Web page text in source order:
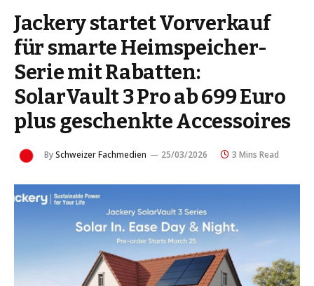
Jackery startet Vorverkauf
für smarte Heimspeicher-
Serie mit Rabatten:
SolarVault 3 Pro ab 699 Euro
plus geschenkte Accessoires
BySchweizer Fachmedien 25/03/2026 3 Mins Read